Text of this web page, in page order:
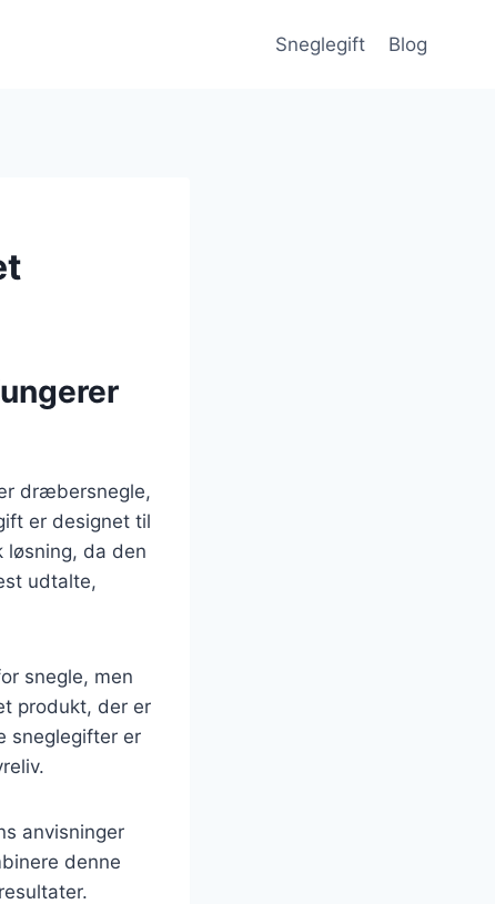
Sneglegift Blog
dræbersnegle,
er designet til
da den
udtalte,
snegle, men
produkt, der er
sneglegifter er
anvisninger
denne